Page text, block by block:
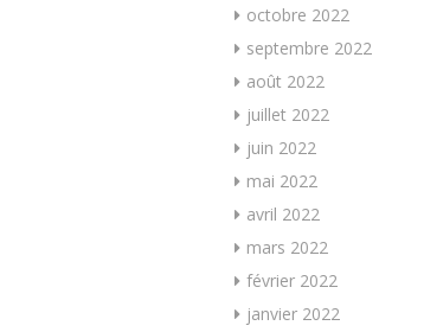
octobre 2022
septembre 2022
août 2022
juillet 2022
juin 2022
mai 2022
avril 2022
mars 2022
février 2022
janvier 2022